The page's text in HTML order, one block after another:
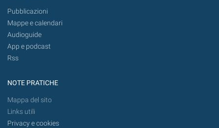
Pubblicazioni
Mappe e calendari
Audioguide
App e podcast
Rss
NOTE PRATICHE
Mappa del sito
Links utili
Privacy e cookies